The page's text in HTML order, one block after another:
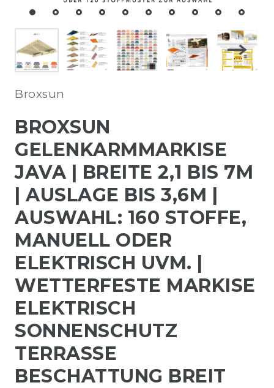
Broxsun
BROXSUN
GELENKARMMARKISE
JAVA | BREITE 2,1 BIS 7M
| AUSLAGE BIS 3,6M |
AUSWAHL: 160 STOFFE,
MANUELL ODER
ELEKTRISCH UVM. |
WETTERFESTE MARKISE
ELEKTRISCH
SONNENSCHUTZ
TERRASSE
BESCHATTUNG BREIT